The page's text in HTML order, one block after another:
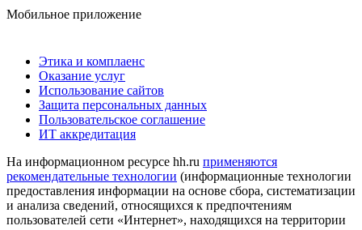
Мобильное приложение
Этика и комплаенс
Оказание услуг
Использование сайтов
Защита персональных данных
Пользовательское соглашение
ИТ аккредитация
На информационном ресурсе hh.ru применяются
рекомендательные технологии (информационные технологии
предоставления информации на основе сбора, систематизации
и анализа сведений, относящихся к предпочтениям
пользователей сети «Интернет», находящихся на территории